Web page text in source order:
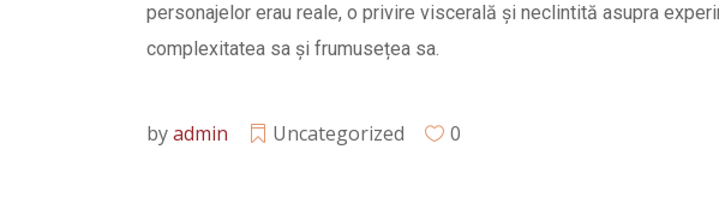
personajelor erau reale, o privire viscerală și neclintită asupra
complexitatea sa și frumusețea sa.
byadmin Uncategorized 0